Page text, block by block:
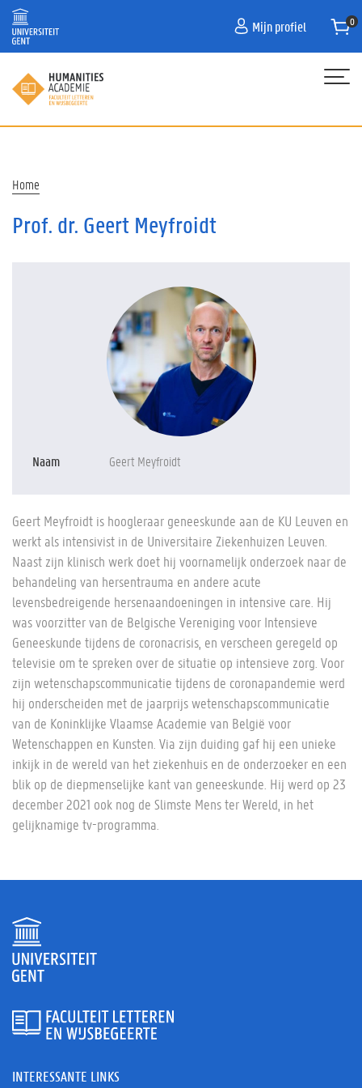
Overslaan
naar
inhoud
gaan
Mijn profiel
PROGRAMMA
Kruimelpad
Home
Prof. dr. Geert Meyfroidt
Naam Geert Meyfroidt
Geert Meyfroidt is hoogleraar geneeskunde aan de KU Leuven en
werkt als intensivist in de Universitaire Ziekenhuizen Leuven.
Naast zijn klinisch werk doet hij voornamelijk onderzoek naar de
behandeling van hersentrauma en andere acute
levensbedreigende hersenaandoeningen in intensive care. Hij
was voorzitter van de Belgische Vereniging voor Intensieve
Geneeskunde tijdens de coronacrisis, en verscheen geregeld op
televisie om te spreken over de situatie op intensieve zorg. Voor
zijn wetenschapscommunicatie tijdens de coronapandemie werd
hij onderscheiden met de jaarprijs wetenschapscommunicatie
van de Koninklijke Vlaamse Academie van België voor
Wetenschappen en Kunsten. Via zijn duiding gaf hij een unieke
inkijk in de wereld van het ziekenhuis en de onderzoeker en een
blik op de diepmenselijke kant van geneeskunde. Hij werd op 23
december 2021 ook nog de Slimste Mens ter Wereld, in het
gelijknamige tv-programma.
INTERESSANTE LINKS